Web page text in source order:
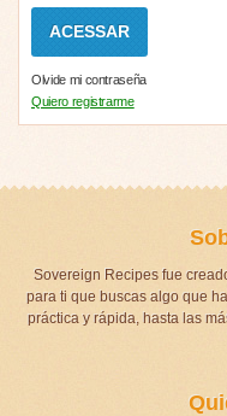
Olvide mi contraseña
Quiero registrarme
Sovereign Recipes fue
para ti que buscas algo que
práctica y rápida, hasta las